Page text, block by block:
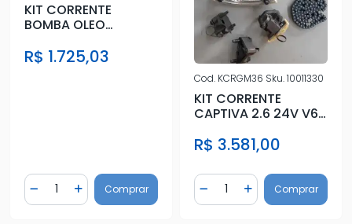
KIT CORRENTE
BOMBA OLEO
2010
R$ 1.725,03
Diminuir Quantidade
Quantidade
Adicionar Quantidade
Comprar
Cod. KCRGM36 Sku.10011330
KIT CORRENTE
CAPTIVA 2.6 24V V6
R$ 3.581,00
Diminuir Quantidade
Quantidade
AdicionarComprar